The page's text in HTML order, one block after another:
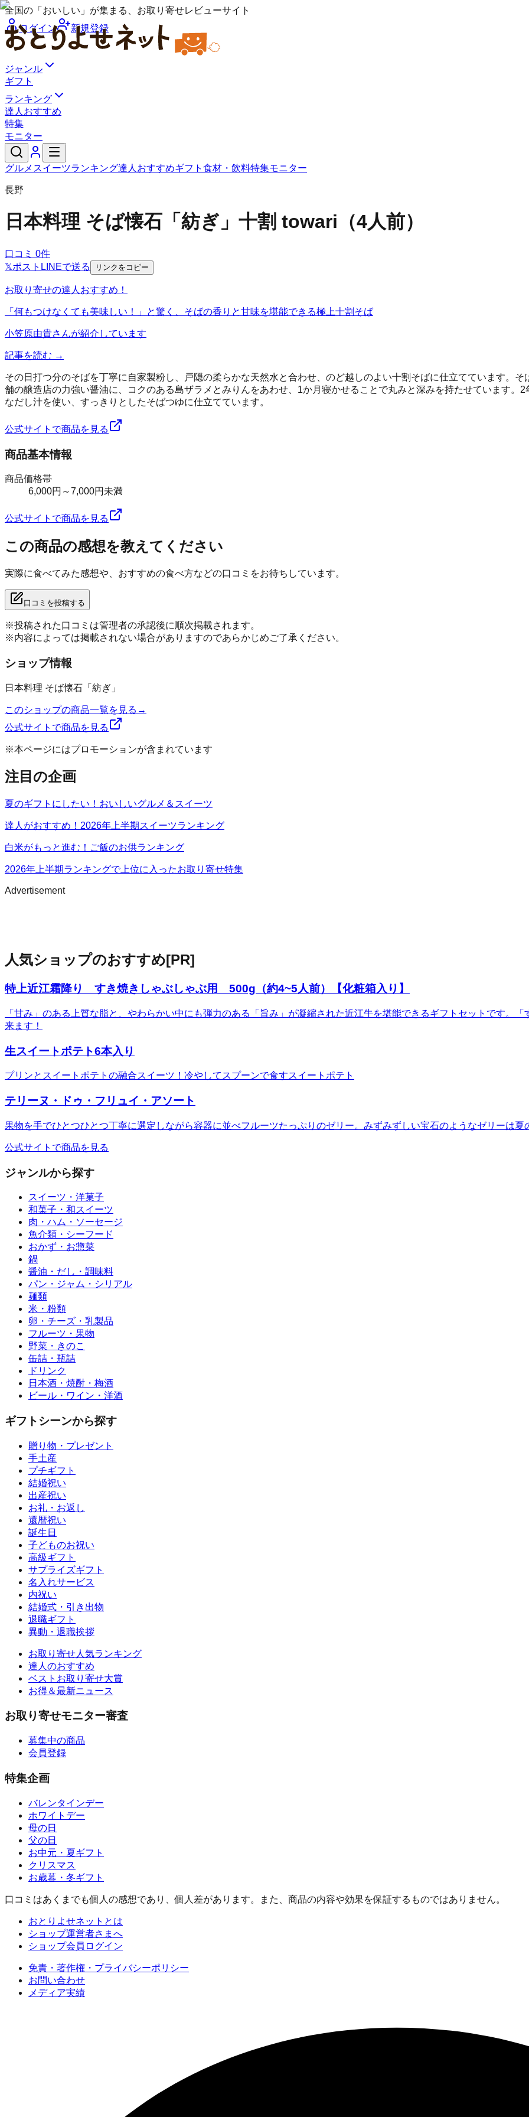
全国の「おいしい」が集まる、お取り寄せレビューサイト
ログイン
新規登録
ジャンル
ギフト
ランキング
達人おすすめ
特集
モニター
グルメ スイーツランキング達人おすすめギフト 食材・飲料特集モニター
長野
日本料理 そば懐石「紡ぎ」 十割 towari（4人前）
口コミ 0件
𝕏ポスト LINEで送る リンクをコピー
お取り寄せの達人おすすめ！
「何もつけなくても美味しい！」と驚く、そばの香りと甘味を堪能できる極上十割そば
小笠原由貴さんが紹介しています
記事を読む →
その日打つ分のそばを丁寧に自家製粉し、戸隠の柔らかな天然水と合わせ、のど越しのよい十割そばに仕立てています。
舗の醸造店の力強い醤油に、コクのある島ザラメとみりんをあわせ、1か月寝かせることで丸みと深みを持たせています。
なだし汁を使い、すっきりとしたそばつゆに仕立てています。
公式サイトで商品を見る
商品基本情報
商品価格帯
6,000円～7,000円未満
公式サイトで商品を見る
この商品の感想を教えてください
実際に食べてみた感想や、おすすめの食べ方などの口コミをお待ちしています。
口コミを投稿する
※投稿された口コミは管理者の承認後に順次掲載されます。
※内容によっては掲載されない場合がありますのであらかじめご了承ください。
ショップ情報
日本料理 そば懐石「紡ぎ」
このショップの商品一覧を見る →
公式サイトで商品を見る
※本ページにはプロモーションが含まれています
注目の企画
夏のギフトにしたい！おいしいグルメ＆スイーツ
達人がおすすめ！2026年上半期スイーツランキング
白米がもっと進む！ご飯のお供ランキング
2026年上半期ランキングで上位に入ったお取り寄せ特集
Advertisement
人気ショップのおすすめ[PR]
特上近江霜降り すき焼きしゃぶしゃぶ用 500g（約4~5人前）【化粧箱入り】
「甘み」のある上質な脂と、やわらかい中にも弾力のある「旨み」が凝縮された近江牛を堪能できるギフトセットです。
来ます！
生スイートポテト6本入り
プリンとスイートポテトの融合スイーツ！冷やしてスプーンで食すスイートポテト
テリーヌ・ドゥ・フリュイ・アソート
果物を手でひとつひとつ丁寧に選定しながら容器に並べフルーツたっぷりのゼリー。みずみずしい宝石のようなゼリーは夏
公式サイトで商品を見る
ジャンルから探す
スイーツ・洋菓子
和菓子・和スイーツ
肉・ハム・ソーセージ
魚介類・シーフード
おかず・お惣菜
鍋
醤油・だし・調味料
パン・ジャム・シリアル
麺類
米・粉類
卵・チーズ・乳製品
フルーツ・果物
野菜・きのこ
缶詰・瓶詰
ドリンク
日本酒・焼酎・梅酒
ビール・ワイン・洋酒
ギフトシーンから探す
贈り物・プレゼント
手土産
プチギフト
結婚祝い
出産祝い
お礼・お返し
還暦祝い
誕生日
子どものお祝い
高級ギフト
サプライズギフト
名入れサービス
内祝い
結婚式・引き出物
退職ギフト
異動・退職挨拶
お取り寄せ人気ランキング
達人のおすすめ
ベストお取り寄せ大賞
お得＆最新ニュース
お取り寄せモニター審査
募集中の商品
会員登録
特集企画
バレンタインデー
ホワイトデー
母の日
父の日
お中元・夏ギフト
クリスマス
お歳暮・冬ギフト
口コミはあくまでも個人の感想であり、個人差があります。また、商品の内容や効果を保証するものではありません。
おとりよせネットとは
ショップ運営者さまへ
ショップ会員ログイン
免責・著作権・プライバシーポリシー
お問い合わせ
メディア実績